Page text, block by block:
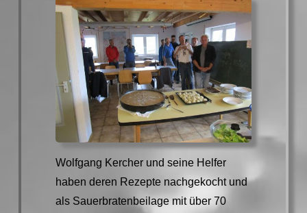
Wolfgang Kercher und seine Helfer
haben deren Rezepte nachgekocht und
als Sauerbratenbeilage mit über 70